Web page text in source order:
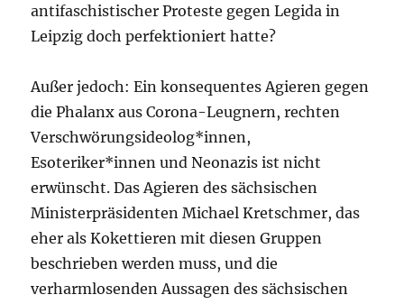
antifaschistischer Proteste gegen Legida in
Leipzig doch perfektioniert hatte?
Außer jedoch: Ein konsequentes Agieren gegen
die Phalanx aus Corona-Leugnern, rechten
Verschwörungsideolog*innen,
Esoteriker*innen und Neonazis ist nicht
erwünscht. Das Agieren des sächsischen
Ministerpräsidenten Michael Kretschmer, das
eher als Kokettieren mit diesen Gruppen
beschrieben werden muss, und die
verharmlosenden Aussagen des sächsischen